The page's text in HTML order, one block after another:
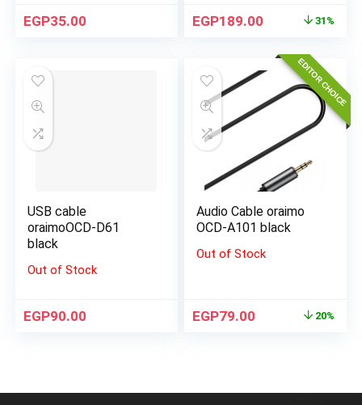
EGP35.00 EGP189.00 31%
USB cable
oraimoOCD-D61
black
Out of Stock
EGP90.00
EDITOR CHOICE
Audio Cable oraimo
OCD-A101 black
Out of Stock
EGP79.00 20%